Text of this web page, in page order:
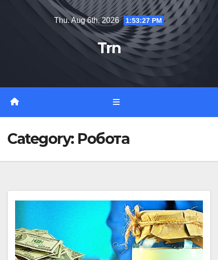
Thu. Aug 6th, 2026 1:53:27 PM
Trn
Category: Робота